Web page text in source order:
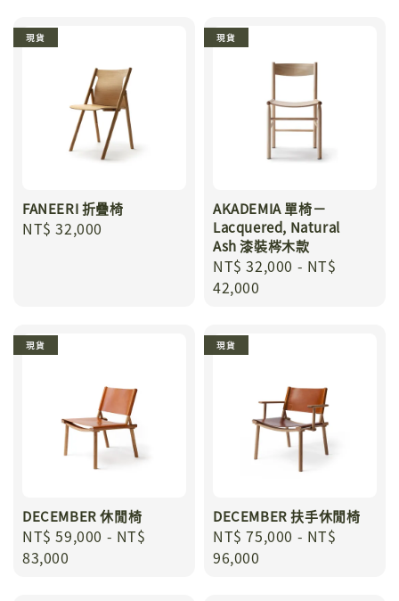
現貨
FANEERI 折疊椅
Regular
NT$ 32,000
現貨
AKADEMIA 單椅－
Lacquered, Natural
Ash 漆裝梣木款
Regular
price
NT$ 32,000 - NT$
42,000
現貨
DECEMBER 休閒椅
Regular
price
NT$ 59,000 - NT$
83,000
現貨
DECEMBER 扶手休閒椅
Regular
price
NT$ 75,000 - NT$
96,000